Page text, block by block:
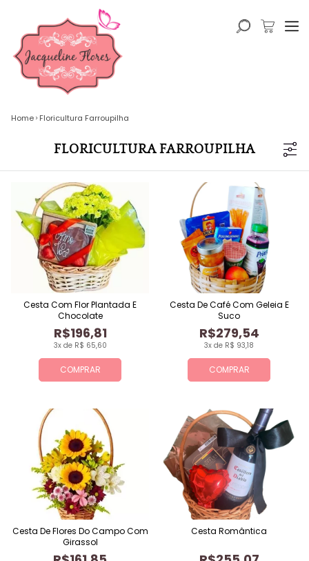
Home Floricultura Farroupilha
FLORICULTURA FARROUPILHA
COMPRAR
3x de R$ 65,60
R$196,81
Cesta Com Flor Plantada E
Chocolate
COMPRAR
3x de R$ 93,18
R$279,54
Cesta De Café Com Geleia E
Suco
Cesta De Flores Do Campo Com
Girassol
Cesta Romântica